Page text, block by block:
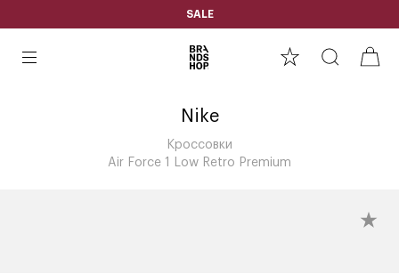
SALE
Nike
Кроссовки
Air Force 1 Low Retro Premium